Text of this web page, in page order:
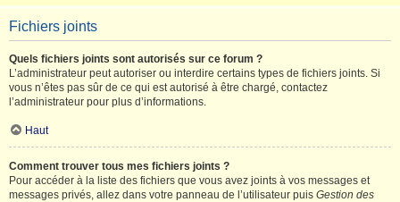
Fichiers joints
Quels fichiers joints sont autorisés sur ce forum ?
L’administrateur peut autoriser ou interdire certains types de fichiers joints. Si
vous n’êtes pas sûr de ce qui est autorisé à être chargé, contactez
l’administrateur pour plus d’informations.
Haut
Comment trouver tous mes fichiers joints ?
Pour accéder à la liste des fichiers que vous avez joints à vos messages et
messages privés, allez dans votre panneau de l’utilisateur puis Gestion des